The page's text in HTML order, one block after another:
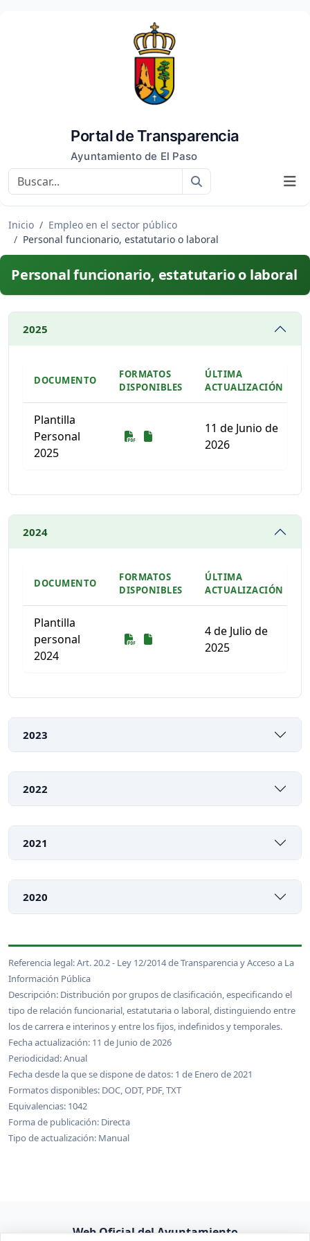
Portal de Transparencia
Ayuntamiento de El Paso
Inicio
Empleo en el sector público
Personal funcionario, estatutario o laboral
Personal funcionario, estatutario o laboral
2025
DOCUMENTO
FORMATOS
DISPONIBLES
ÚLTIMA
ACTUALIZACIÓN
Plantilla
Personal
2025
Descarga
Descarga
11 de Junio de
2026
2024
DOCUMENTO
FORMATOS
DISPONIBLES
ÚLTIMA
ACTUALIZACIÓN
Plantilla
personal
2024
Descarga
Descarga
4 de Julio de
2025
2023
2022
2021
2020
Referencia legal: Art. 20.2 - Ley 12/2014 de Transparencia y Acceso a La
Información Pública
Descripción: Distribución por grupos de clasificación, especificando el
tipo de relación funcionarial, estatutaria o laboral, distinguiendo entre
los de carrera e interinos y entre los fijos, indefinidos y temporales.
Fecha actualización: 11 de Junio de 2026
Periodicidad: Anual
Fecha desde la que se dispone de datos: 1 de Enero de 2021
Formatos disponibles: DOC, ODT, PDF, TXT
Equivalencias: 1042
Forma de publicación: Directa
Tipo de actualización: Manual
Web Oficial del Ayuntamiento